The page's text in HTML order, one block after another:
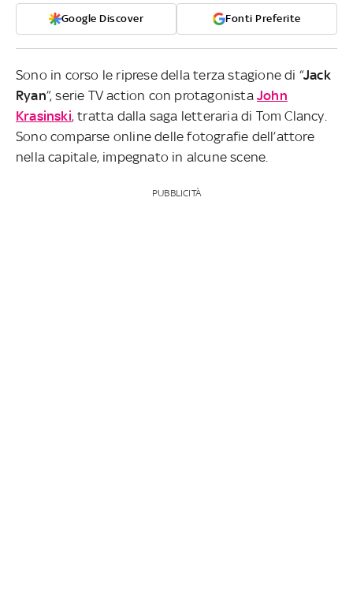
Google Discover Fonti Preferite
Sono in corso le riprese della terza stagione di “Jack
Ryan”, serie TV action con protagonistaJohn
Krasinski, tratta dalla saga letteraria di Tom Clancy.
Sono comparse online delle fotografie dell’attore
nella capitale, impegnato in alcune scene.
PUBBLICITÀ